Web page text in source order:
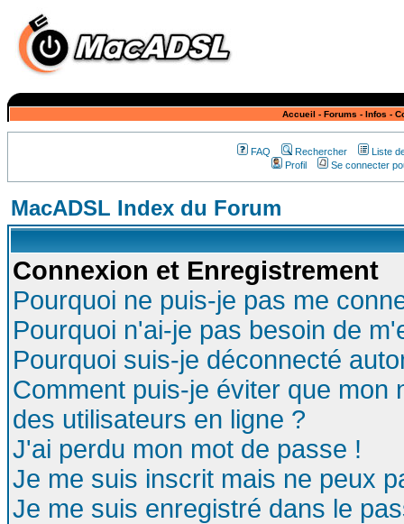
Accueil - Forums - Infos -
FAQ Rechercher
Liste
Profil
Se connecter
MacADSL Index du Forum
Connexion et Enregistrement
Pourquoi ne puis-je pas me
Pourquoi n'ai-je pas besoin de
Pourquoi suis-je déconnecté
Comment puis-je éviter que mon
des utilisateurs en ligne ?
J'ai perdu mon mot de passe !
Je me suis inscrit mais ne peux
Je me suis enregistré dans le